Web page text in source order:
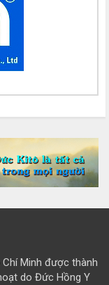
Thuận 15/08
15/08
Anh 15/08
15/08
15/08
15/08
Hòa 15/08
Đông Quân 15/08
Trúc 15/08
Minh được thành
do Đức Hồng Y